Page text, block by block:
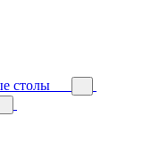
столы